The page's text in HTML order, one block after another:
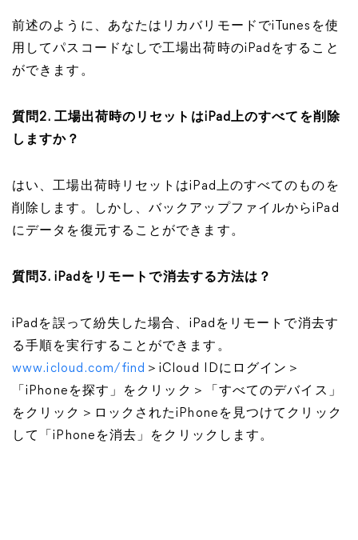
前述のように、あなたはリカバリモードでiTunesを使
用してパスコードなしで工場出荷時のiPadをすること
ができます。
質問2. 工場出荷時のリセットはiPad上のすべてを削除
しますか？
はい、工場出荷時リセットはiPad上のすべてのものを
削除します。しかし、バックアップファイルからiPad
にデータを復元することができます。
質問3. iPadをリモートで消去する方法は？
iPadを誤って紛失した場合、iPadをリモートで消去す
る手順を実行することができます。
www.icloud.com/find ＞iCloud IDにログイン＞
「iPhoneを探す」をクリック＞「すべてのデバイス」
をクリック＞ロックされたiPhoneを見つけてクリック
して「iPhoneを消去」をクリックします。